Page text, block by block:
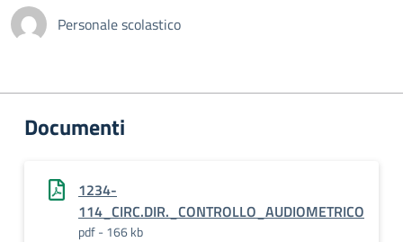
Personale scolastico
Documenti
1234-
114_CIRC.DIR._CONTROLLO_AUDIOMETRICO
pdf - 166 kb